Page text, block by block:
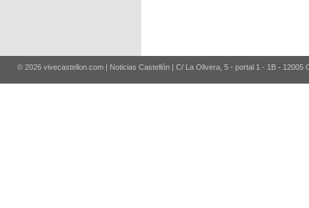
© 2026 vivecastellon.com | Noticias Castellón | C/ La Olivera, 5 - portal 1 - 1B - 12005